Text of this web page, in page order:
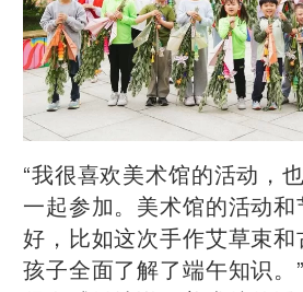
“我很喜欢美术馆的活动，
一起参加。美术馆的活动
好，比如这次手作艾草束
孩子全面了解了端午知识。